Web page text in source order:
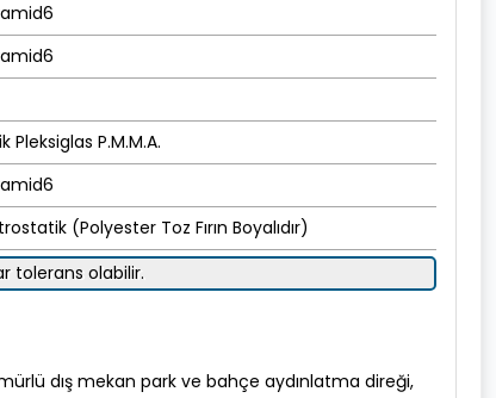
Pleksiglas P.M.M.A.
(Polyester Toz Fırın Boyalıdır)
tolerans olabilir.
dış mekan park ve bahçe aydınlatma direği,